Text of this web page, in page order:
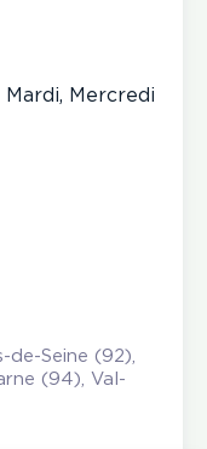
Mardi, Mercredi
de-Seine (92),
(94), Val-